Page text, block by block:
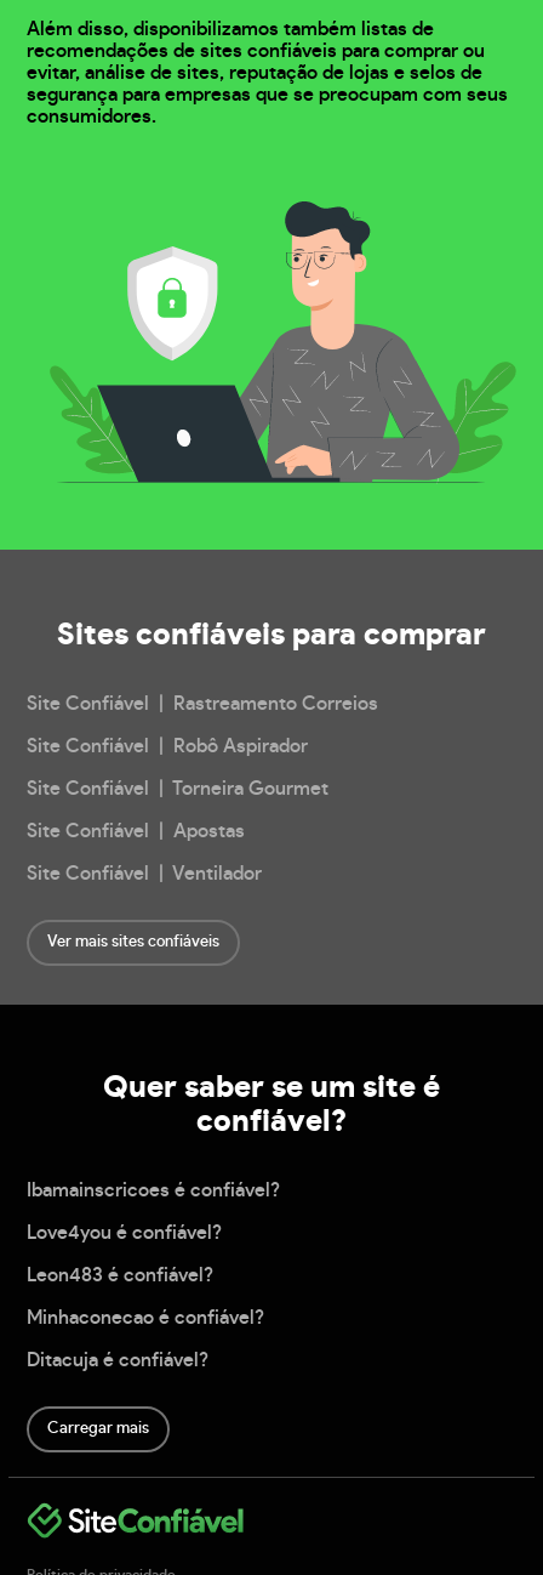
Além disso, disponibilizamos também listas de
recomendações de sites confiáveis para comprar ou
evitar, análise de sites, reputação de lojas e selos de
segurança para empresas que se preocupam com seus
consumidores.
Sites confiáveis para comprar
Site Confiável | Rastreamento Correios
Site Confiável | Robô Aspirador
Site Confiável | Torneira Gourmet
Site Confiável | Apostas
Site Confiável | Ventilador
Ver mais sites confiáveis
Quer saber se um site é
confiável?
Ibamainscricoes é confiável?
Love4you é confiável?
Leon483 é confiável?
Minhaconecao é confiável?
Ditacuja é confiável?
Carregar mais